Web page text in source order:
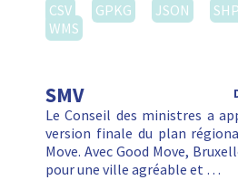
CSV
GPKG JSON SHP
WMS
SMV
Le Conseil des ministres a
version finale du plan
Move. Avec Good Move,
pour une ville agréable et …